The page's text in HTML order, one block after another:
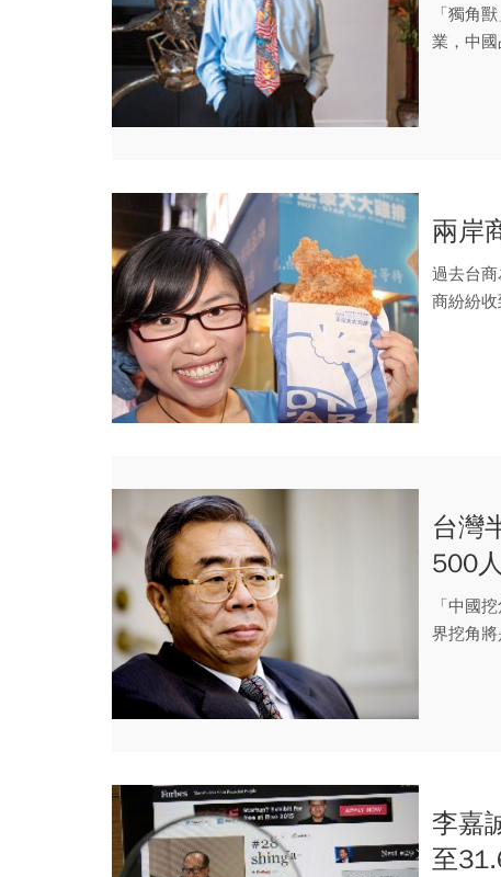
「獨角
業，中
兩岸
過去台
商紛紛
台灣
500人
「中國
界挖角將
李嘉
至